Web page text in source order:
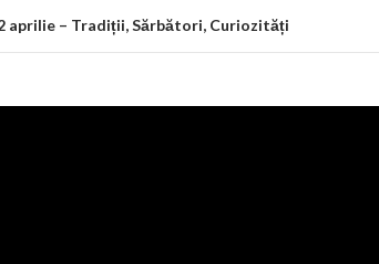
aprilie – Tradiții, Sărbători, Curiozități